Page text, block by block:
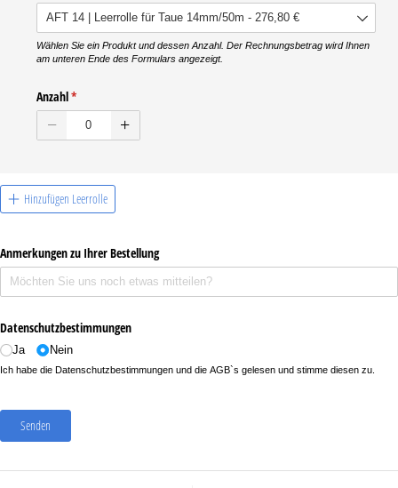
Wählen Sie ein Produkt und dessen Anzahl. Der Rechnungsbetrag wird Ihnen
am unteren Ende des Formulars angezeigt.
Anzahl*
(erforderlich)
Hinzufügen Leerrolle
Anmerkungen zu Ihrer Bestellung
Datenschutzbestimmungen
Ja Nein
Ich habe die Datenschutzbestimmungen und die AGB`s gelesen und stimme diesen zu.
Senden